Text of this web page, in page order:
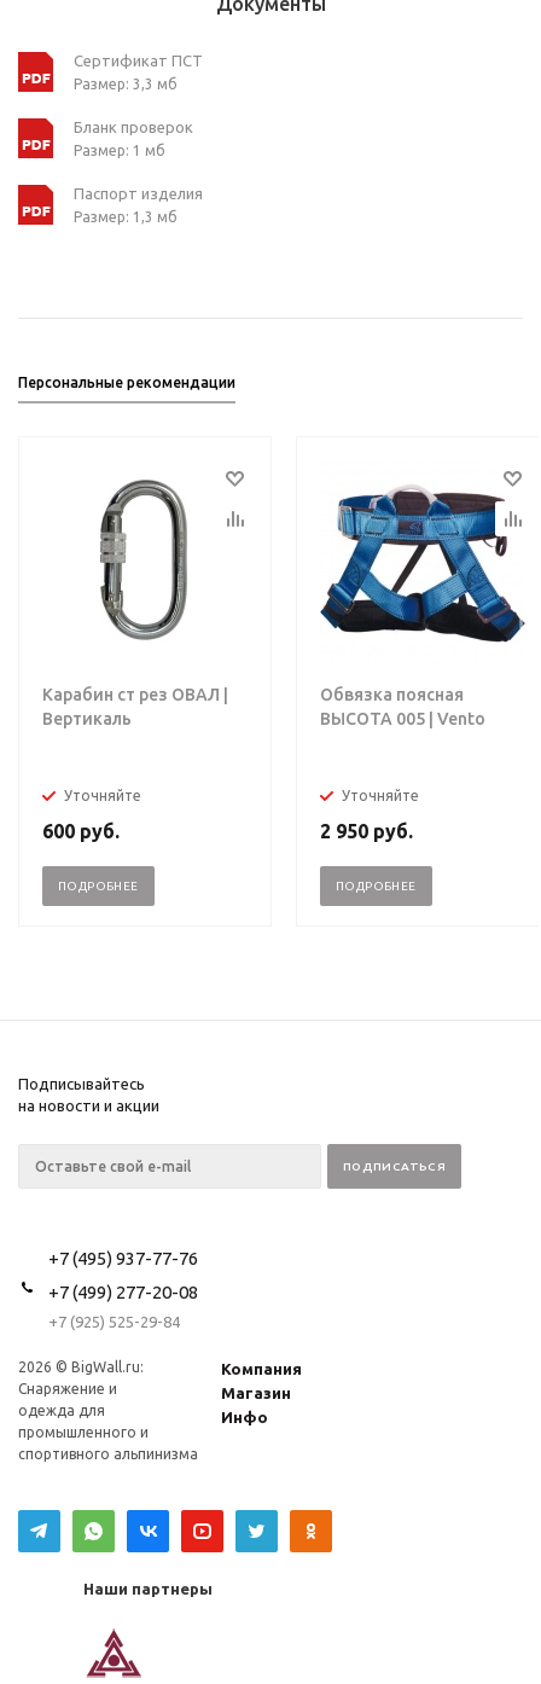
Сертификат ПСТ
Размер: 3,3 мб
Бланк проверок
Размер: 1 мб
Паспорт изделия
Размер: 1,3 мб
Персональные рекомендации
Карабин ст рез ОВАЛ |
Вертикаль
Уточняйте
600 руб.
ПОДРОБНЕЕ
Обвязка поясная
ВЫСОТА 005 | Vento
Уточняйте
2 950 руб.
ПОДРОБНЕЕ
Подписывайтесь
на новости и акции
+7 (495) 937-77-76
+7 (499) 277-20-08
+7 (925) 525-29-84
2026 © BigWall.ru:
Снаряжение и
одежда для
промышленного и
спортивного альпинизма
Компания
Магазин
Инфо
Наши партнеры